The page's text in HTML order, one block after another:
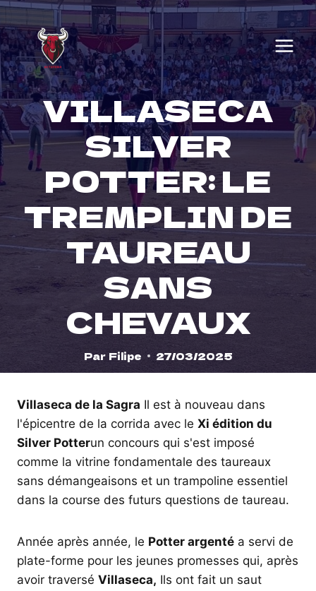
Skip
to
content
VILLASECA
SILVER
POTTER: LE
TREMPLIN DE
TAUREAU
SANS
CHEVAUX
Par Filipe 27/03/2025
Villaseca de la Sagra Il est à nouveau dans
l'épicentre de la corrida avec le Xi édition du
Silver Potterun concours qui s'est imposé
comme la vitrine fondamentale des taureaux
sans démangeaisons et un trampoline essentiel
dans la course des futurs questions de taureau.
Année après année, le Potter argenté a servi de
plate-forme pour les jeunes promesses qui, après
avoir traversé Villaseca, Ils ont fait un saut